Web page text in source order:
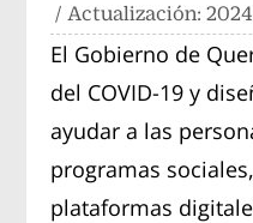
/ Actualización:
El Gobierno de
del COVID-19 y
ayudar a las
programas
plataformas